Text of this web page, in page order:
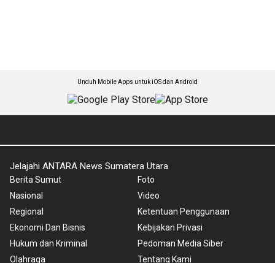
Unduh Mobile Apps untuk iOS dan Android
Jelajahi ANTARA News Sumatera Utara
Berita Sumut
Nasional
Regional
Ekonomi Dan Bisnis
Hukum dan Kriminal
Olahraga
Foto
Video
Ketentuan Penggunaan
Kebijakan Privasi
Pedoman Media Siber
Tentang Kami